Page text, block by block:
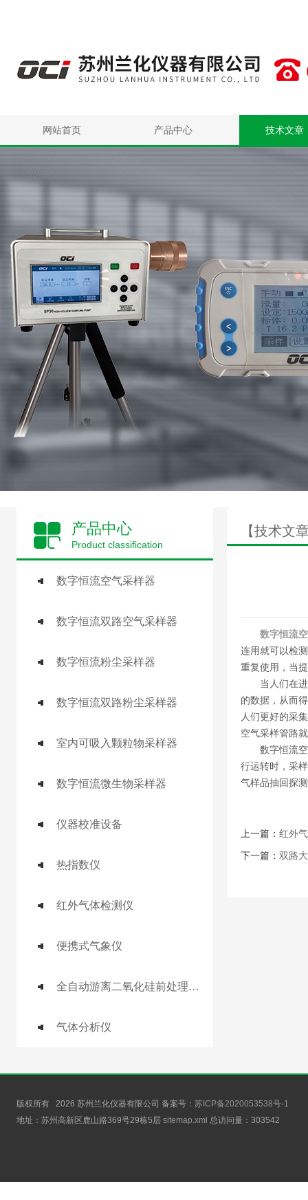
网站首页 产品中心 技术文章
产品中心
Product classification
数字恒流空气采样器
数字恒流双路空气采样器
数字恒流粉尘采样器
数字恒流双路粉尘采样器
室内可吸入颗粒物采样器
数字恒流微生物采样器
仪器校准设备
热指数仪
红外气体检测仪
便携式气象仪
全自动游离二氧化硅前处理工作站
气体分析仪
【技术文
数字恒流
连用就可以检
重复使用，当
当人们在进
的数据，从而
人们更好的采
空气采样管路
数字恒流空
行运转时，采
气样品抽回探
上一篇： 红外
下一篇： 双路
版权所有 2026 苏州兰化仪器有限公司 备案号： 苏ICP备2020053538号-1
地址：苏州高新区鹿山路369号29栋5层 sitemap.xml 总访问量： 303542